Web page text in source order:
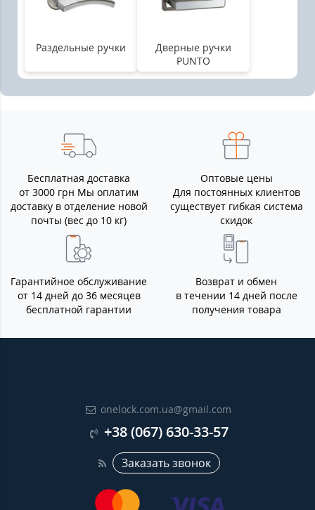
Раздельные ручки
Дверные ручки
PUNTO
Бесплатная доставка
от 3000 грн Мы оплатим
доставку в отделение новой
почты (вес до 10 кг)
Оптовые цены
Для постоянных клиентов
существует гибкая система
скидок
Гарантийное обслуживание
от 14 дней до 36 месяцев
бесплатной гарантии
Возврат и обмен
в течении 14 дней после
получения товара
onelock.com.ua@gmail.com
+38 (067) 630-33-57
Заказать звонок